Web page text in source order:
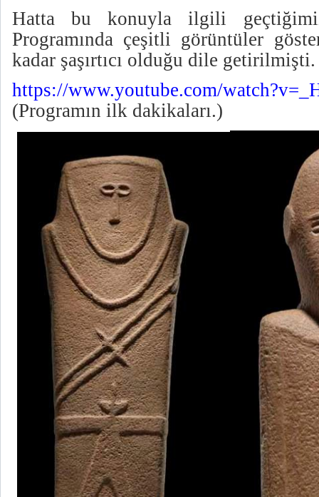
Hatta bu konuyla ilgili
Programında çeşitli görüntüler
kadar şaşırtıcı olduğu dile getirilmişti.
https://www.youtube.com/
(Programın ilk dakikaları.)